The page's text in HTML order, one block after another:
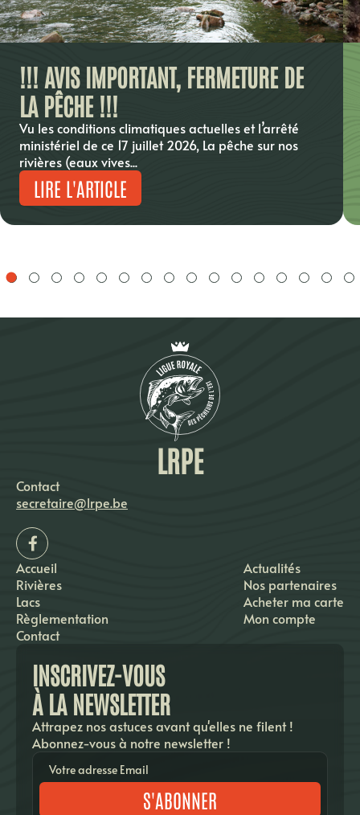
!!! AVIS IMPORTANT, FERMETURE DE
LA PÊCHE !!!
Vu les conditions climatiques actuelles et l’arrêté
ministériel de ce 17 juillet 2026, La pêche sur nos
rivières (eaux vives...
LIRE L'ARTICLE
LRPE
Contact
secretaire@lrpe.be
Accueil
Rivières
Lacs
Règlementation
Contact
Actualités
Nos partenaires
Acheter ma carte
Mon compte
INSCRIVEZ-VOUS
À LA NEWSLETTER
Attrapez nos astuces avant qu'elles ne filent !
Abonnez-vous à notre newsletter !
S'ABONNER